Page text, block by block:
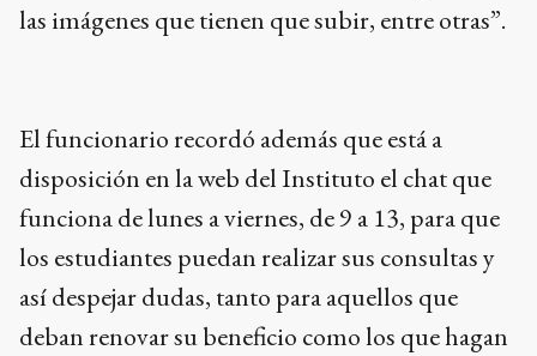
las imágenes que tienen que subir, entre otras”.
El funcionario recordó además que está a
disposición en la web del Instituto el chat que
funciona de lunes a viernes, de 9 a 13, para que
los estudiantes puedan realizar sus consultas y
así despejar dudas, tanto para aquellos que
deban renovar su beneficio como los que hagan